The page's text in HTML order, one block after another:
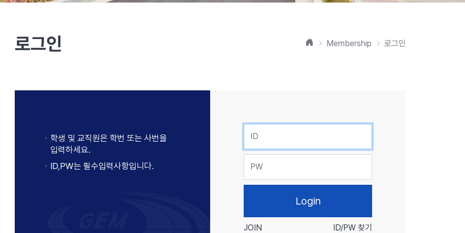
로그인 홈 Membership 로그인
학생 및 교직원은 학번 또는 사번을
입력하세요.
ID,PW는 필수입력사항입니다.
JOIN ID/PW 찾기